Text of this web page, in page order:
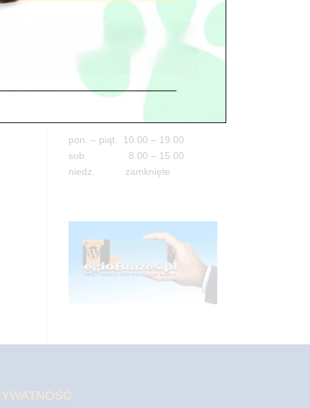
05-100 Nowy Dwór Mazowiecki
tel. 503 900 215
pon. – piąt. 10.00 – 19.00
sob. 8.00 – 15.00
niedz. zamknięte